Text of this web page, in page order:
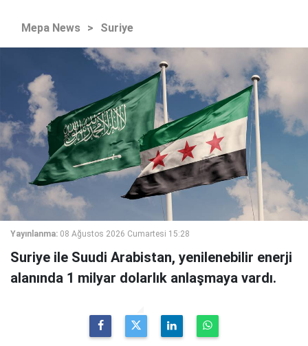
Mepa News > Suriye
Yayınlanma: 08 Ağustos 2026 Cumartesi 15:28
Suriye ile Suudi Arabistan, yenilenebilir enerji
alanında 1 milyar dolarlık anlaşmaya vardı.